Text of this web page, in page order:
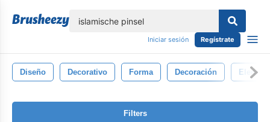
Iniciar sesión Regístrate
Diseño Decorativo Forma Decoración
Filters